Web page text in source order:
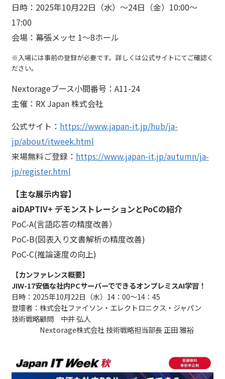
日時：2025年10月22日（水）〜24日（金）10:00～
17:00
会場：幕張メッセ 1～8ホール
※入場には事前の登録が必要です。詳しくは公式サイトにてご確認く
ださい。
Nextorageブース小間番号：A11-24
主催：RX Japan 株式会社
公式サイト： https://www.japan-it.jp/hub/ja-
jp/about/itweek.html
来場無料ご登録： https://www.japan-it.jp/autumn/ja-
jp/register.html
【主な展示内容】
aiDAPTIV+ デモンストレーションとPoCの紹介
PoC-A(言語応答の精度改善）
PoC-B(図表入り文書解析の精度改善)
PoC-C(推論速度の向上)
【カンファレンス概要】
JIW-17安価な社内PCサーバーでできるオンプレミスAI学習！
日時：2025年10月22日（水）14：00～14：45
登壇者：株式会社ファイソン・エレクトロニクス・ジャパン
技術戦略顧問 中井 弘人
Nextorage株式会社 技術戦略担当部長 正田 雅裕